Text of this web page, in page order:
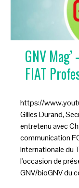
GNV
FIAT
https://
Gilles Durand,
entretenu avec
communication
Internationale du
l'occasion de
GNV/bioGNV du